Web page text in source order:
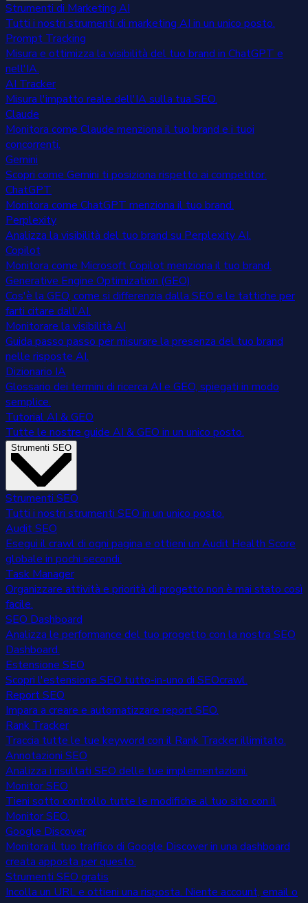
Strumenti di Marketing AI
Tutti i nostri strumenti di marketing AI in un unico posto.
Prompt Tracking
Misura e ottimizza la visibilità del tuo brand in ChatGPT e
nell'IA.
AI Tracker
Misura l'impatto reale dell'IA sulla tua SEO.
Claude
Monitora come Claude menziona il tuo brand e i tuoi
concorrenti.
Gemini
Scopri come Gemini ti posiziona rispetto ai competitor.
ChatGPT
Monitora come ChatGPT menziona il tuo brand.
Perplexity
Analizza la visibilità del tuo brand su Perplexity AI.
Copilot
Monitora come Microsoft Copilot menziona il tuo brand.
Generative Engine Optimization (GEO)
Cos'è la GEO, come si differenzia dalla SEO e le tattiche per
farti citare dall'AI.
Monitorare la visibilità AI
Guida passo passo per misurare la presenza del tuo brand
nelle risposte AI.
Dizionario IA
Glossario dei termini di ricerca AI e GEO, spiegati in modo
semplice.
Tutorial AI & GEO
Tutte le nostre guide AI & GEO in un unico posto.
Strumenti SEO
Strumenti SEO
Tutti i nostri strumenti SEO in un unico posto.
Audit SEO
Esegui il crawl di ogni pagina e ottieni un Audit Health Score
globale in pochi secondi.
Task Manager
Organizzare attività e priorità di progetto non è mai stato così
facile.
SEO Dashboard
Analizza le performance del tuo progetto con la nostra SEO
Dashboard.
Estensione SEO
Scopri l'estensione SEO tutto-in-uno di SEOcrawl.
Report SEO
Impara a creare e automatizzare report SEO.
Rank Tracker
Traccia tutte le tue keyword con il Rank Tracker illimitato.
Annotazioni SEO
Analizza i risultati SEO delle tue implementazioni.
Monitor SEO
Tieni sotto controllo tutte le modifiche al tuo sito con il
Monitor SEO.
Google Discover
Monitora il tuo traffico di Google Discover in una dashboard
creata apposta per questo.
Strumenti SEO gratis
Incolla un URL e ottieni una risposta. Niente account, email o